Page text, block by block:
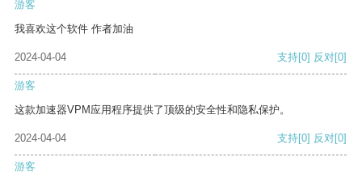
游客
我喜欢这个软件 作者加油
2024-04-04 支持[0] 反对[0]
游客
这款加速器VPM应用程序提供了顶级的安全性和隐私保护。
2024-04-04 支持[0] 反对[0]
游客